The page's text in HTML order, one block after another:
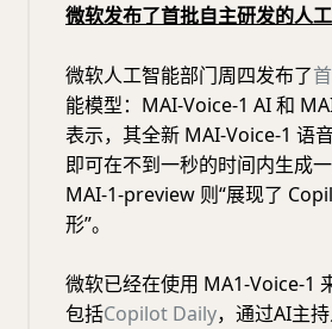
微软发布了首批自主研发的人
微软人工智能部门周四发布了
能模型：MAI-Voice-1 AI 和
表示，其全新 MAI-Voice-1 语
即可在不到一秒的时间内生成
MAI-1-preview 则“展现了
形”。
微软已经在使用 MA1-Voice-1
包括Copilot Daily，通过AI主